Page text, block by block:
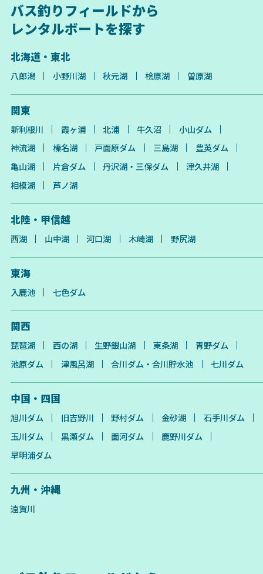
バス釣りフィールドから
レンタルボートを探す
北海道・東北
八郎潟 小野川湖 秋元湖 桧原湖 曽原湖
関東
新利根川 霞ヶ浦 北浦 牛久沼
小山ダム
神流湖
榛名湖 戸面原ダム 三島湖
豊英ダム
亀山湖
片倉ダム 丹沢湖・三保ダム
津久井湖
相模湖
芦ノ湖
北陸・甲信越
西湖 山中湖 河口湖 木崎湖 野尻湖
東海
入鹿池 七色ダム
関西
琵琶湖 西の湖 生野銀山湖 東条湖
青野ダム
池原ダム
津風呂湖 合川ダム・合川貯水池 七川ダム
中国・四国
旭川ダム 旧吉野川 野村ダム 金砂湖
石手川ダム
玉川ダム
黒瀬ダム 面河ダム
鹿野川ダム
早明浦ダム
九州・沖縄
遠賀川